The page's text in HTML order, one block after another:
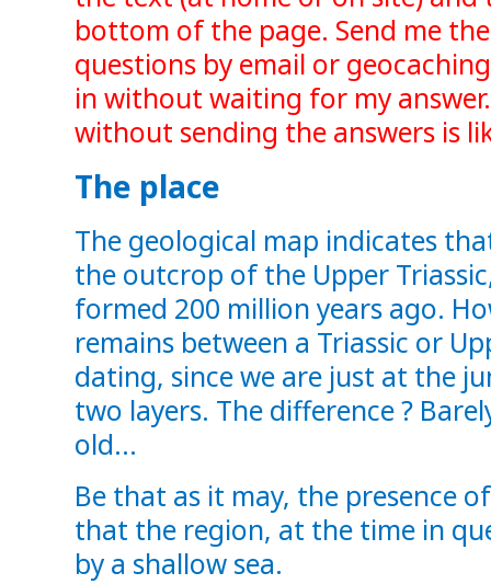
bottom of the page. Send me
questions by email or
in without waiting for my answer.
without sending the answers is
The place
The geological map indicates
the outcrop of the Upper
formed 200 million years ago.
remains between a Triassic or
dating, since we are just at the
two layers. The difference ?
old...
Be that as it may, the presence
that the region, at the time in
by a shallow sea.